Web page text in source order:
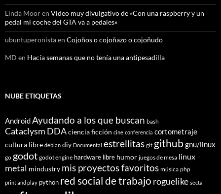
Linda Mooren Video muy divulgativo de «Con una raspberry y un
pedal mi coche del GTA va a pedales»
ubuntuperonistaen Cojoños o cojoñazo o cojoñudo
MD en Hacía semanas que no tenía una antipesadilla
NUBE ETIQUETAS
AndroidAyudando a los que buscan bash
Cataclysm DDAciencia ficción cine conferencia cortometraje
cultura libre debian diy Documental estrellitas git github gnu/linux
go godot godot engine hardware libre humor juegos de mesa linux
metal mindustry mis proyectos favoritos música php
print and play python red social de trabajo roguelike secta